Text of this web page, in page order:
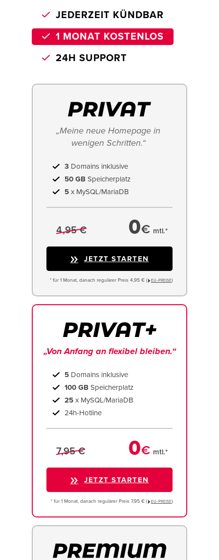
JEDERZEIT KÜNDBAR
1 MONAT KOSTENLOS
24H SUPPORT
„Meine neue Homepage in
wenigen Schritten.“
3 Domains inklusive
50 GB Speicherplatz
5 x MySQL/MariaDB
4,95 € 0€ mtl.*
JETZT STARTEN
* für 1 Monat, danach regulärer Preis 4,95 € ( EU−PREISE)
„Von Anfang an flexibel bleiben.“
5 Domains inklusive
100 GB Speicherplatz
25 x MySQL/MariaDB
24h-Hotline
7,95 € 0€ mtl.*
JETZT STARTEN
* für 1 Monat, danach regulärer Preis 7,95 € ( EU−PREISE)